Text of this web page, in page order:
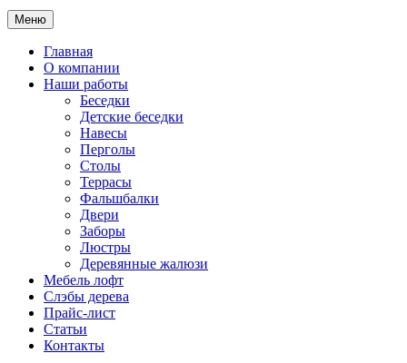
Меню
Главная
О компании
Наши работы
Беседки
Детские беседки
Навесы
Перголы
Столы
Террасы
Фальшбалки
Двери
Заборы
Люстры
Деревянные жалюзи
Мебель лофт
Слэбы дерева
Прайс-лист
Статьи
Контакты